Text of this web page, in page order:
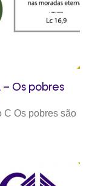
Os pobres
C Os pobres são